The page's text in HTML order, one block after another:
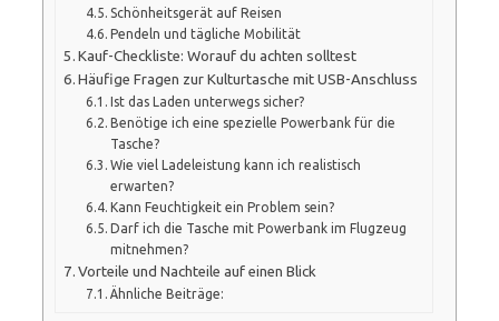
Schönheitsgerät auf Reisen
Pendeln und tägliche Mobilität
Kauf-Checkliste: Worauf du achten solltest
Häufige Fragen zur Kulturtasche mit USB-Anschluss
Ist das Laden unterwegs sicher?
Benötige ich eine spezielle Powerbank für die
Tasche?
Wie viel Ladeleistung kann ich realistisch
erwarten?
Kann Feuchtigkeit ein Problem sein?
Darf ich die Tasche mit Powerbank im Flugzeug
mitnehmen?
Vorteile und Nachteile auf einen Blick
Ähnliche Beiträge: